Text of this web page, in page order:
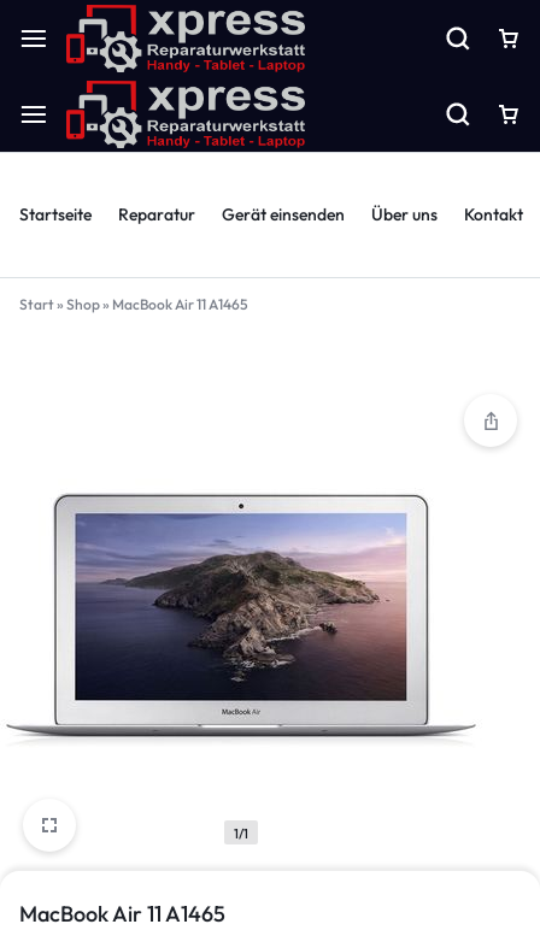
Startseite Reparatur Gerät einsenden Über uns Kontakt
Start» Shop» MacBook Air 11 A1465
1/1
MacBook Air 11 A1465